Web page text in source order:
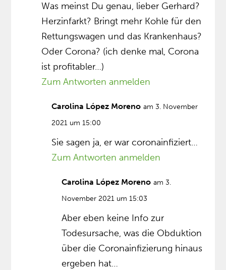
Was meinst Du genau, lieber Gerhard?
Herzinfarkt? Bringt mehr Kohle für den
Rettungswagen und das Krankenhaus?
Oder Corona? (ich denke mal, Corona
ist profitabler…)
Zum Antworten anmelden
Carolina López Moreno am 3. November
2021 um 15:00
Sie sagen ja, er war coronainfiziert…
Zum Antworten anmelden
Carolina López Moreno am 3.
November 2021 um 15:03
Aber eben keine Info zur
Todesursache, was die Obduktion
über die Coronainfizierung hinaus
ergeben hat…